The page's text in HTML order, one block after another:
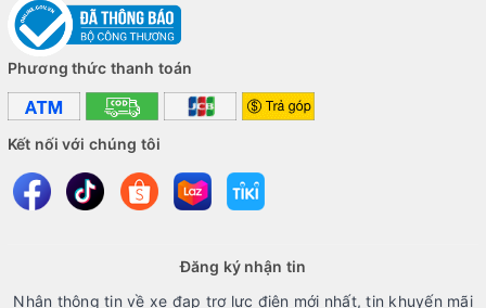
Phương thức thanh toán
Kết nối với chúng tôi
Đăng ký nhận tin
Nhận thông tin về xe đạp trợ lực điện mới nhất, tin khuyến mãi